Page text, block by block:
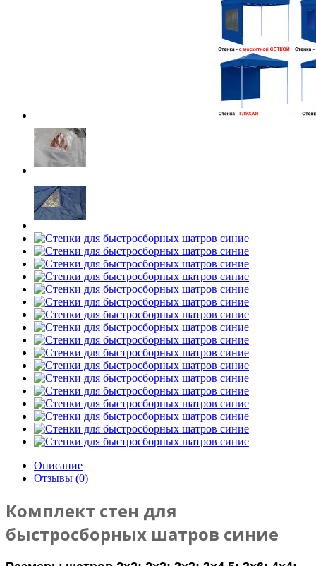
Описание
Отзывы (0)
Комплект стен для
быстросборных шатров синие